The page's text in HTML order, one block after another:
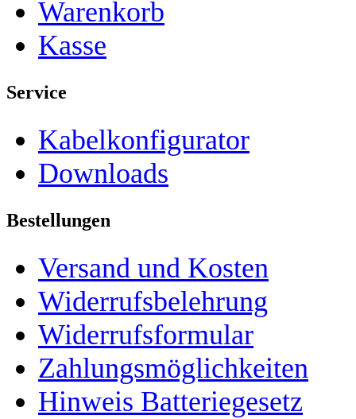
Warenkorb
Kasse
Service
Kabelkonfigurator
Downloads
Bestellungen
Versand und Kosten
Widerrufsbelehrung
Widerrufsformular
Zahlungsmöglichkeiten
Hinweis Batteriegesetz